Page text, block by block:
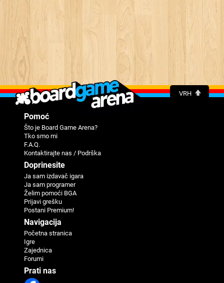
VRH
Pomoć
Što je Board Game Arena?
Tko smo mi
F.A.Q.
Kontaktirajte nas / Podrška
Doprinesite
Ja sam izdavač igara
Ja sam programer
Žеlim pomoći BGA
Priјavi grеšku
Postani Premium!
Navigaciјa
Početna stranica
Igre
Zajednica
Forumi
Prati nas